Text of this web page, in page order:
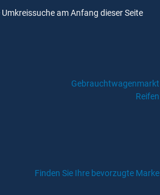
am Anfang dieser Seite
Gebrauchtwagenmarkt
Reifen
Finden Sie Ihre bevorzugte Marke